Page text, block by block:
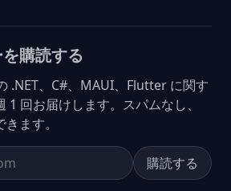
購読する
.NET、C#、MAUI、Flutter に関す
1 回お届けします。スパムなし、
ます。
購読する